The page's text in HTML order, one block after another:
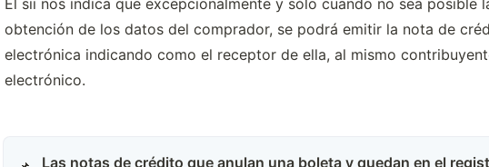
obtención de los datos del comprador, se podrá emitir la nota de
electrónica indicando como el receptor de ella, al mismo
electrónico.
Las notas de crédito que anulan una boleta y quedan en el